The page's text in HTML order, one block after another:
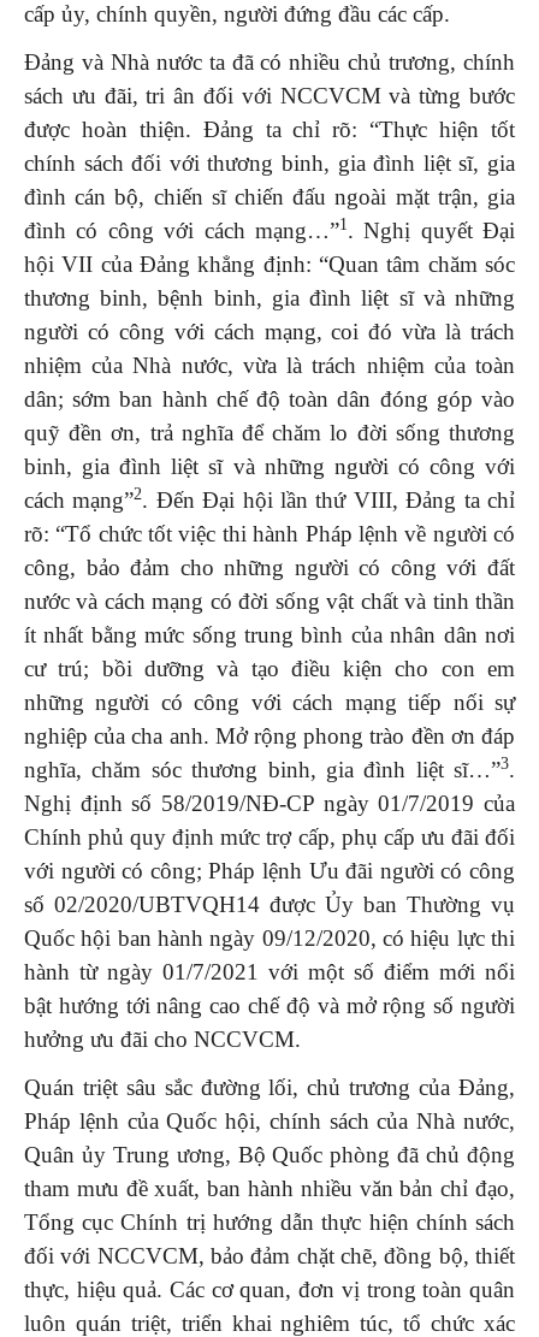
cấp ủy, chính quyền, người đứng đầu các cấp.
Đảng và Nhà nước ta đã có nhiều chủ trương, chính
sách ưu đãi, tri ân đối với NCCVCM và từng bước
được hoàn thiện. Đảng ta chỉ rõ: “Thực hiện tốt
chính sách đối với thương binh, gia đình liệt sĩ, gia
đình cán bộ, chiến sĩ chiến đấu ngoài mặt trận, gia
đình có công với cách mạng…”1. Nghị quyết Đại
hội VII của Đảng khẳng định: “Quan tâm chăm sóc
thương binh, bệnh binh, gia đình liệt sĩ và những
người có công với cách mạng, coi đó vừa là trách
nhiệm của Nhà nước, vừa là trách nhiệm của toàn
dân; sớm ban hành chế độ toàn dân đóng góp vào
quỹ đền ơn, trả nghĩa để chăm lo đời sống thương
binh, gia đình liệt sĩ và những người có công với
cách mạng”2. Đến Đại hội lần thứ VIII, Đảng ta chỉ
rõ: “Tổ chức tốt việc thi hành Pháp lệnh về người có
công, bảo đảm cho những người có công với đất
nước và cách mạng có đời sống vật chất và tinh thần
ít nhất bằng mức sống trung bình của nhân dân nơi
cư trú; bồi dưỡng và tạo điều kiện cho con em
những người có công với cách mạng tiếp nối sự
nghiệp của cha anh. Mở rộng phong trào đền ơn đáp
nghĩa, chăm sóc thương binh, gia đình liệt sĩ…”3.
Nghị định số 58/2019/NĐ-CP ngày 01/7/2019 của
Chính phủ quy định mức trợ cấp, phụ cấp ưu đãi đối
với người có công; Pháp lệnh Ưu đãi người có công
số 02/2020/UBTVQH14 được Ủy ban Thường vụ
Quốc hội ban hành ngày 09/12/2020, có hiệu lực thi
hành từ ngày 01/7/2021 với một số điểm mới nổi
bật hướng tới nâng cao chế độ và mở rộng số người
hưởng ưu đãi cho NCCVCM.
Quán triệt sâu sắc đường lối, chủ trương của Đảng,
Pháp lệnh của Quốc hội, chính sách của Nhà nước,
Quân ủy Trung ương, Bộ Quốc phòng đã chủ động
tham mưu đề xuất, ban hành nhiều văn bản chỉ đạo,
Tổng cục Chính trị hướng dẫn thực hiện chính sách
đối với NCCVCM, bảo đảm chặt chẽ, đồng bộ, thiết
thực, hiệu quả. Các cơ quan, đơn vị trong toàn quân
luôn quán triệt, triển khai nghiêm túc, tổ chức xác